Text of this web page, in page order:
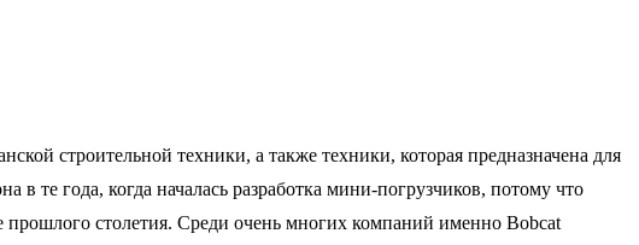
строительной техники, а также техники, которая предназначена для
в те года, когда началась разработка мини-погрузчиков, потому что
столетия. Среди очень многих компаний именно Bobcat